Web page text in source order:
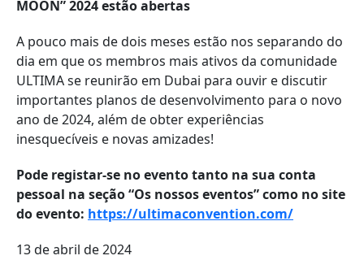
MOON” 2024 estão abertas
A pouco mais de dois meses estão nos separando do
dia em que os membros mais ativos da comunidade
ULTIMA se reunirão em Dubai para ouvir e discutir
importantes planos de desenvolvimento para o novo
ano de 2024, além de obter experiências
inesquecíveis e novas amizades!
Pode registar-se no evento tanto na sua conta
pessoal na seção “Os nossos eventos” como no site
do evento: https://ultimaconvention.com/
13 de abril de 2024